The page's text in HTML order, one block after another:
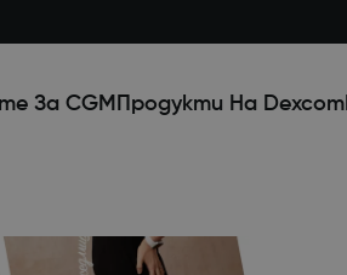
За CGM Продукти На Dexcom